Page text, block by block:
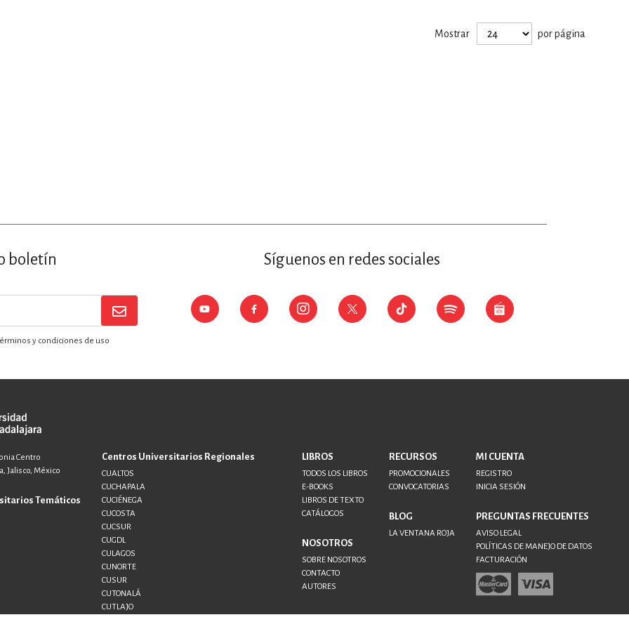
Mostrar por página
boletín
y condiciones de uso
Síguenos en redes sociales
Centro
Jalisco, México
Temáticos
Centros Universitarios Regionales
CUALTOS
CUCHAPALA
CUCIÉNEGA
CUCOSTA
CUCSUR
CUGDL
CULAGOS
CUNORTE
CUSUR
CUTONALÁ
CUTLAJO
LIBROS
TODOS LOS LIBROS
E-BOOKS
LIBROS DE TEXTO
CATÁLOGOS
NOSOTROS
SOBRE NOSOTROS
CONTACTO
AUTORES
RECURSOS
PROMOCIONALES
CONVOCATORIAS
BLOG
LA VENTANA ROJA
MI CUENTA
REGISTRO
INICIA SESIÓN
PREGUNTAS FRECUENTES
AVISO LEGAL
POLÍTICAS DE MANEJO DE DATOS
FACTURACIÓN